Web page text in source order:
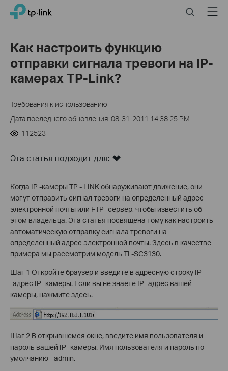
Click
navigation
TP-Link, Reliably Smart SearchMenu
Как настроить функцию
отправки сигнала тревоги на IP-
камерах TP-Link?
Требования к использованию
Дата последнего обновления: 08-31-2011 14:38:25 PM
112523
Эта статья подходит для:
Когда IP -камеры TP - LINK обнаруживают движение, они
могут отправить сигнал тревоги на определенный адрес
электронной почты или FTP -сервер, чтобы известить об
этом владельца. Эта статья посвящена тому как настроить
автоматическую отправку сигнала тревоги на
определенный адрес электронной почты. Здесь в качестве
примера мы рассмотрим модель TL-SC3130.
Шаг 1 Откройте браузер и введите в адресную строку IP
-адрес IP -камеры. Если вы не знаете IP -адрес вашей
камеры, нажмите здесь.
Шаг 2 В открывшемся окне, введите имя пользователя и
пароль вашей IP -камеры. Имя пользователя и пароль по
умолчанию - admin.